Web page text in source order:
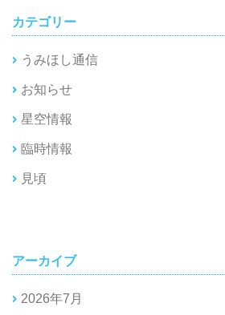
カテゴリー
うみほし通信
お知らせ
星空情報
臨時情報
見頃
アーカイブ
2026年7月